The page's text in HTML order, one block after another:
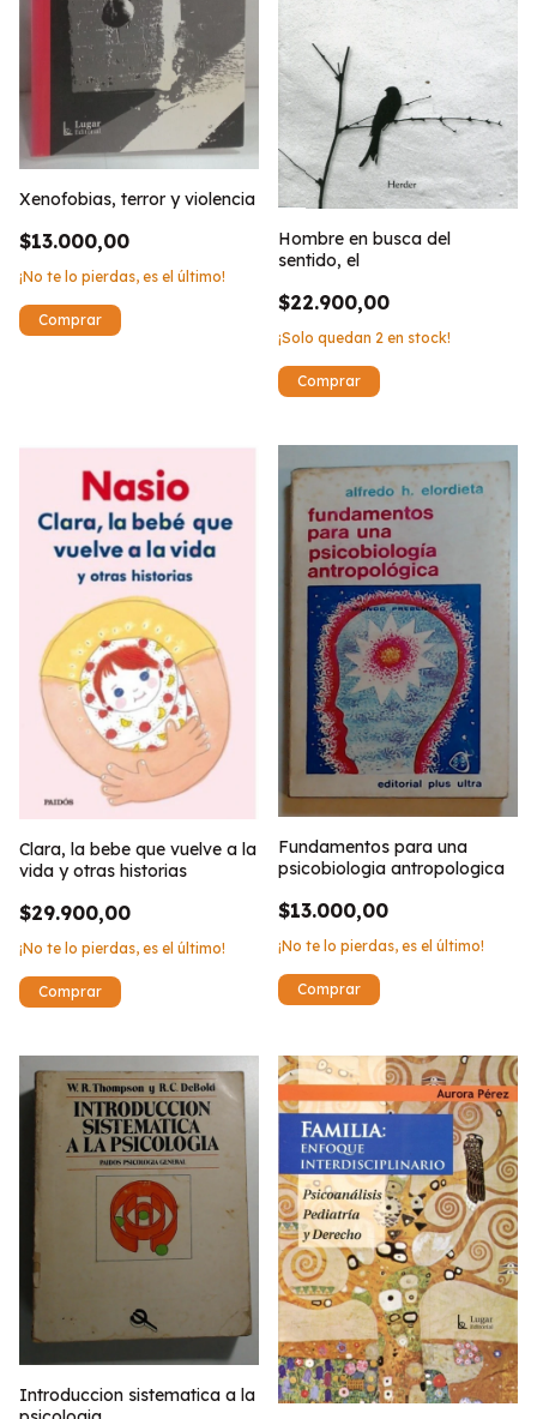
Xenofobias, terror y violencia
$13.000,00
¡No te lo pierdas, es el último!
Hombre en busca del
sentido, el
$22.900,00
¡Solo quedan 2 en stock!
Clara, la bebe que vuelve a la
vida y otras historias
$29.900,00
¡No te lo pierdas, es el último!
Fundamentos para una
psicobiologia antropologica
$13.000,00
¡No te lo pierdas, es el último!
Introduccion sistematica a la